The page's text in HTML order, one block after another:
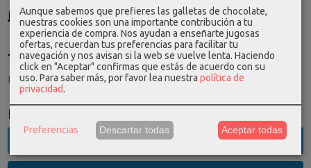
GRATIS *
Consultar Destinos
Tu Carrito (0)
El carrito de la compra está vacío
Redes Sociales
Aunque sabemos que prefieres las galletas de chocolate,
nuestras cookies son una importante contribución a tu
experiencia de compra. Nos ayudan a enseñarte jugosas
ofertas, recuerdan tus preferencias para facilitar tu
navegación y nos avisan si la web se vuelve lenta. Haciendo
click en "Aceptar" confirmas que estás de acuerdo con su
uso. Para saber más, por favor lea nuestra política de
privacidad.
Preferencias Descartar todas Aceptar todas